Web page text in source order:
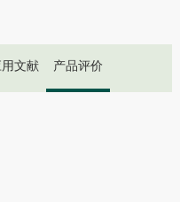
用文献 产品评价